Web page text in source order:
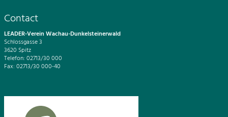
Contact
LEADER-Verein Wachau-Dunkelsteinerwald
Schlossgasse 3
3620 Spitz
Telefon: 02713/30 000
Fax: 02713/30 000-40